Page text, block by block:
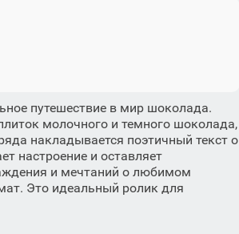
путешествие в мир шоколада.
молочного и темного шоколада,
накладывается поэтичный текст о
настроение и оставляет
и мечтаний о любимом
Это идеальный ролик для